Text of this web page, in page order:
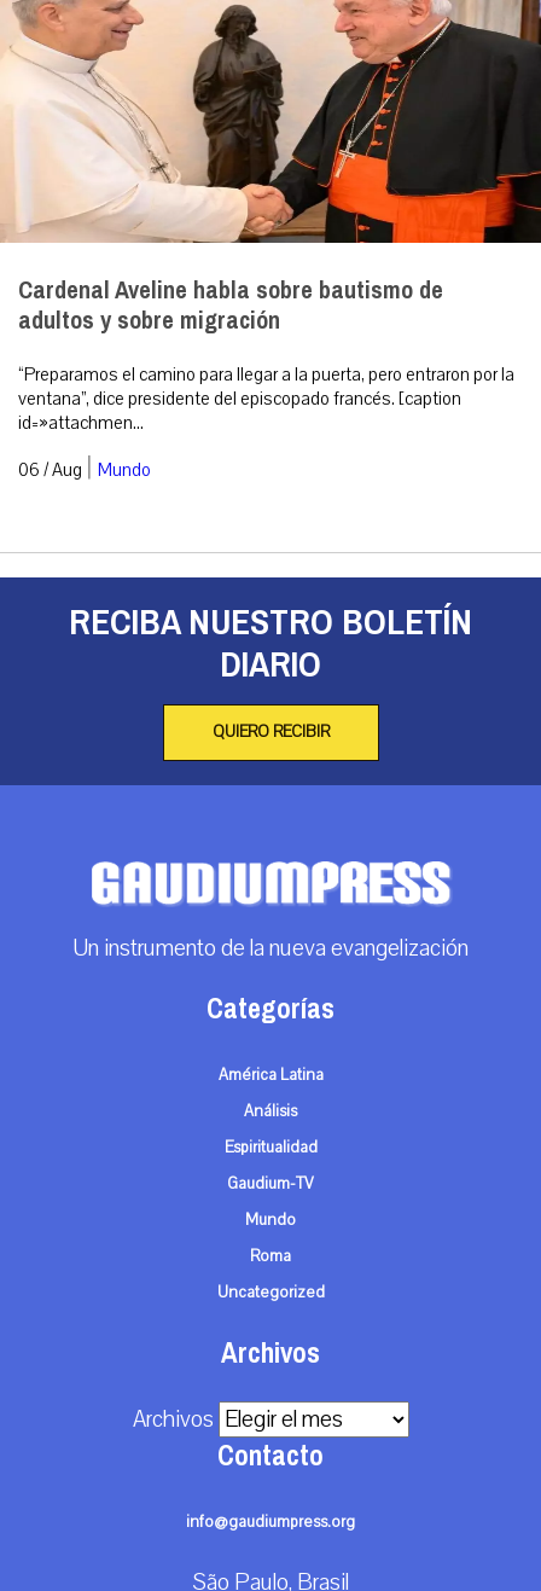
Cardenal Aveline habla sobre bautismo de
adultos y sobre migración
“Preparamos el camino para llegar a la puerta, pero entraron por la
ventana”, dice presidente del episcopado francés. [caption
id=»attachmen...
06 / Aug | Mundo
RECIBA NUESTRO BOLETÍN
DIARIO
QUIERO RECIBIR
Un instrumento de la nueva evangelización
Categorías
América Latina
Análisis
Espiritualidad
Gaudium-TV
Mundo
Roma
Uncategorized
Archivos
Archivos
Contacto
info@gaudiumpress.org
São Paulo, Brasil